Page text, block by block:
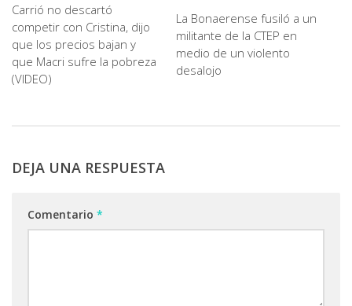
Carrió no descartó
competir con Cristina, dijo
que los precios bajan y
que Macri sufre la pobreza
(VIDEO)
La Bonaerense fusiló a un
militante de la CTEP en
medio de un violento
desalojo
DEJA UNA RESPUESTA
Comentario *